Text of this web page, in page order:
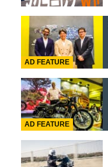
AD FEATURE
AD FEATURE